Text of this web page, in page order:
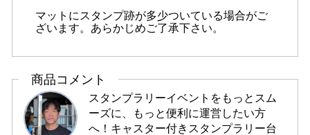
マットにスタンプ跡が多少ついている場合がご
ざいます。あらかじめご了承下さい。
商品コメント
スタンプラリーイベントをもっとスム
ーズに、もっと便利に運営したい方
へ！キャスター付きスタンプラリー台